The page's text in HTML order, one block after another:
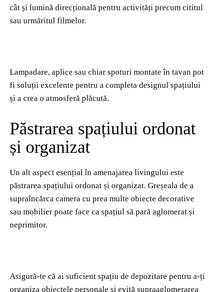
cât și lumină direcțională pentru activități precum cititul
sau urmăritul filmelor.
Lampadare, aplice sau chiar spoturi montate în tavan pot
fi soluții excelente pentru a completa designul spațiului
și a crea o atmosferă plăcută.
Păstrarea spațiului ordonat
și organizat
Un alt aspect esențial în amenajarea livingului este
păstrarea spațiului ordonat și organizat. Greșeala de a
supraîncărca camera cu prea multe obiecte decorative
sau mobilier poate face ca spațiul să pară aglomerat și
neprimitor.
Asigură-te că ai suficient spațiu de depozitare pentru a-ți
organiza obiectele personale și evită supraaglomerarea